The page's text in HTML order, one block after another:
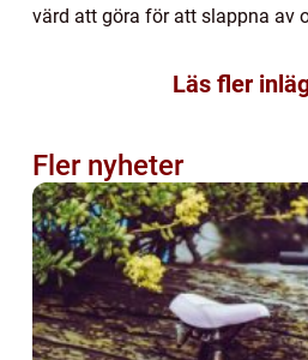
värd att göra för att slappna av
Läs fler
Fler nyheter